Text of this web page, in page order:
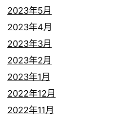
2023年5月
2023年4月
2023年3月
2023年2月
2023年1月
2022年12月
2022年11月